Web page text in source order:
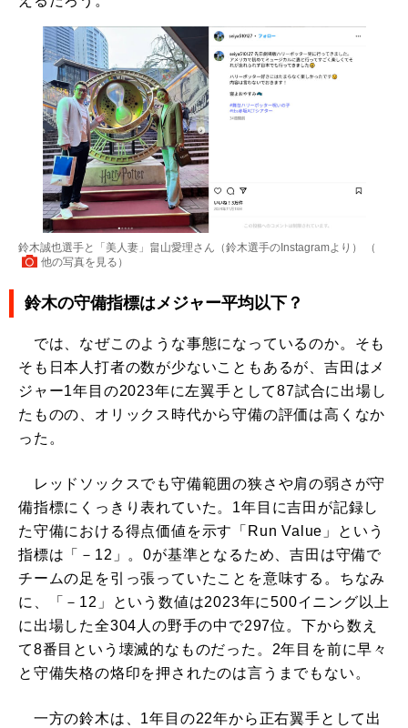
鈴木誠也選手と「美人妻」畠山愛理さん（鈴木選手のInstagramより） （
他の写真を見る ）
鈴木の守備指標はメジャー平均以下？
では、なぜこのような事態になっているのか。そも
そも日本人打者の数が少ないこともあるが、吉田はメ
ジャー1年目の2023年に左翼手として87試合に出場し
たものの、オリックス時代から守備の評価は高くなか
った。
レッドソックスでも守備範囲の狭さや肩の弱さが守
備指標にくっきり表れていた。1年目に吉田が記録し
た守備における得点価値を示す「Run Value」という
指標は「－12」。0が基準となるため、吉田は守備で
チームの足を引っ張っていたことを意味する。ちなみ
に、「－12」という数値は2023年に500イニング以上
に出場した全304人の野手の中で297位。下から数え
て8番目という壊滅的なものだった。2年目を前に早々
と守備失格の烙印を押されたのは言うまでもない。
一方の鈴木は、1年目の22年から正右翼手として出